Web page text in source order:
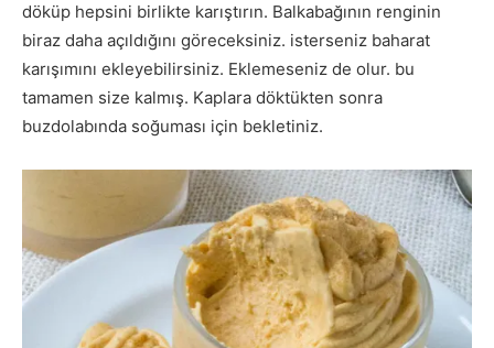
döküp hepsini birlikte karıştırın. Balkabağının renginin
biraz daha açıldığını göreceksiniz. isterseniz baharat
karışımını ekleyebilirsiniz. Eklemeseniz de olur. bu
tamamen size kalmış. Kaplara döktükten sonra
buzdolabında soğuması için bekletiniz.